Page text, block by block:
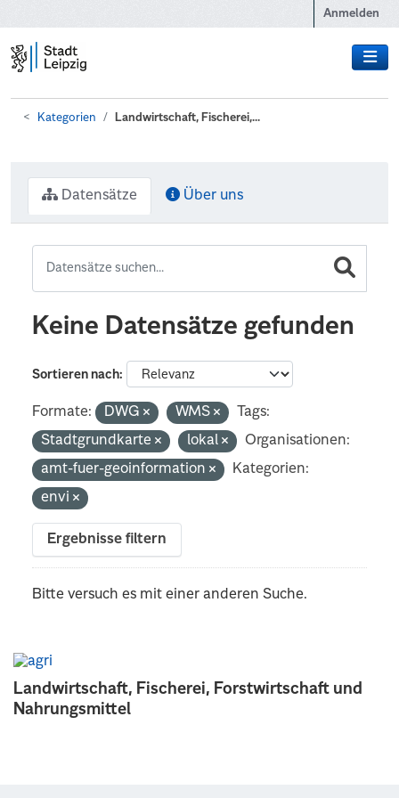
Anmelden
Kategorien Landwirtschaft, Fischerei,...
Landwirtschaft, Fischerei, Forstwirtschaft und
Nahrungsmittel
Datensätze Über uns
Keine Datensätze gefunden
Sortieren nach
Formate: DWG WMS
Tags:
Stadtgrundkarte
lokal
Organisationen:
amt-fuer-geoinformation
Kategorien:
envi
Ergebnisse filtern
Bitte versuch es mit einer anderen Suche.